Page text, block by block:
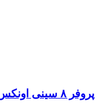
پروفر ۸ سینی اونکس مدل Unox ChefTop Prover